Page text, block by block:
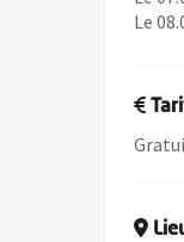
Le